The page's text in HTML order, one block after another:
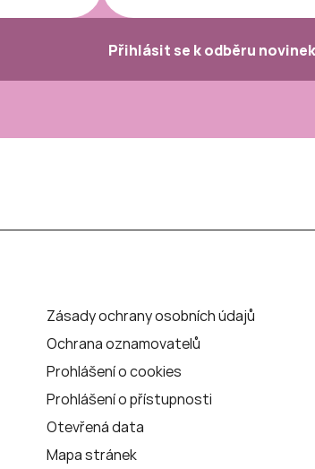
Přihlásit se k odběru novinek
Zásady ochrany osobních údajů
Ochrana oznamovatelů
Prohlášení o cookies
Prohlášení o přístupnosti
Otevřená data
Mapa stránek